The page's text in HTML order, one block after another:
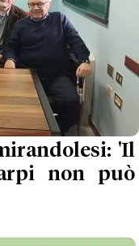
'Il
non può